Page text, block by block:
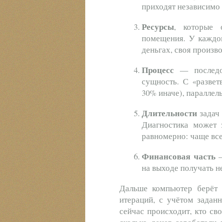
приходят
Ресурсы, которые
помещения. У
деньгах, своя
Процесс —
сущность. С
30% иначе),
Длительности
Диагностика
равномерно: чаще
Финансовая часть
на выходе получать
Дальше компьютер
итераций, с учётом
сейчас происходит, кто